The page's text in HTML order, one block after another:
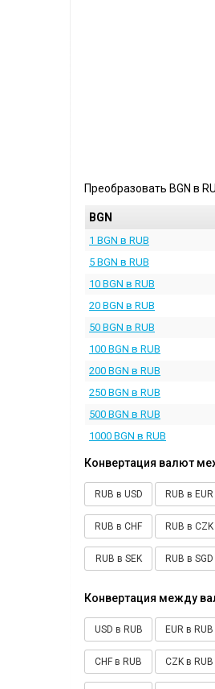
Преобразовать BGN в
BGN
1 BGN в RUB
5 BGN в RUB
10 BGN в RUB
20 BGN в RUB
50 BGN в RUB
100 BGN в RUB
200 BGN в RUB
250 BGN в RUB
500 BGN в RUB
1000 BGN в RUB
Конвертация валют
RUB в USD RUB в EUR
RUB в CHF RUB в CZK
RUB в SEK RUB в SGD
Конвертация между
USD в RUB EUR в RUB
CHF в RUB CZK в RUB